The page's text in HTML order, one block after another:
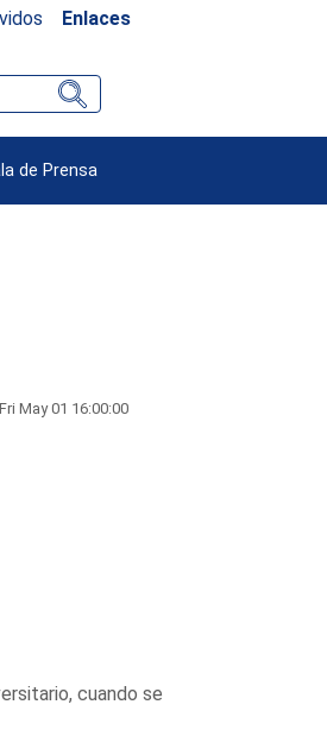
Enlaces
de Prensa
May 01 16:00:00
cuando se